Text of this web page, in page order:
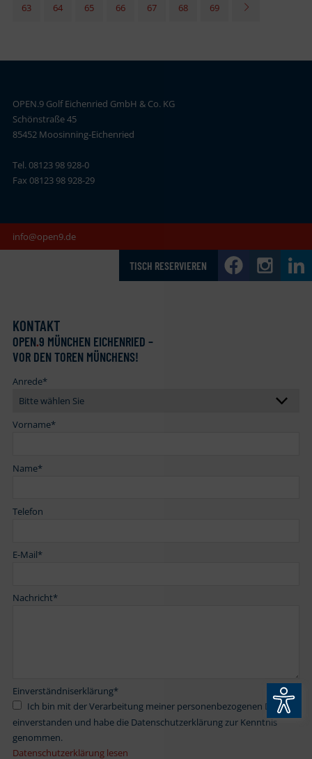
63 64 65 66 67 68 69
OPEN.9 Golf Eichenried GmbH & Co. KG
Schönstraße 45
85452 Moosinning-Eichenried
Tel. 08123 98 928-0
Fax 08123 98 928-29
info@open9.de
TISCH RESERVIEREN
KONTAKT
OPEN.9 MÜNCHEN EICHENRIED –
VOR DEN TOREN MÜNCHENS!
Anrede*
Vorname*
Name*
Telefon
E-Mail*
Nachricht*
Einverständniserklärung*
einverstanden und habe die Datenschutzerklärung zur Kenntnis
genommen.
Datenschutzerklärung lesen